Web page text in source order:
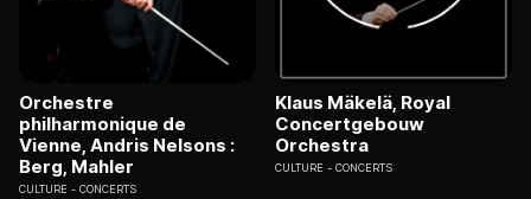
Orchestre
philharmonique de
Vienne, Andris Nelsons :
Berg, Mahler
CULTURE CONCERTS
Klaus Mäkelä, Royal
Concertgebouw
Orchestra
CULTURE CONCERTS